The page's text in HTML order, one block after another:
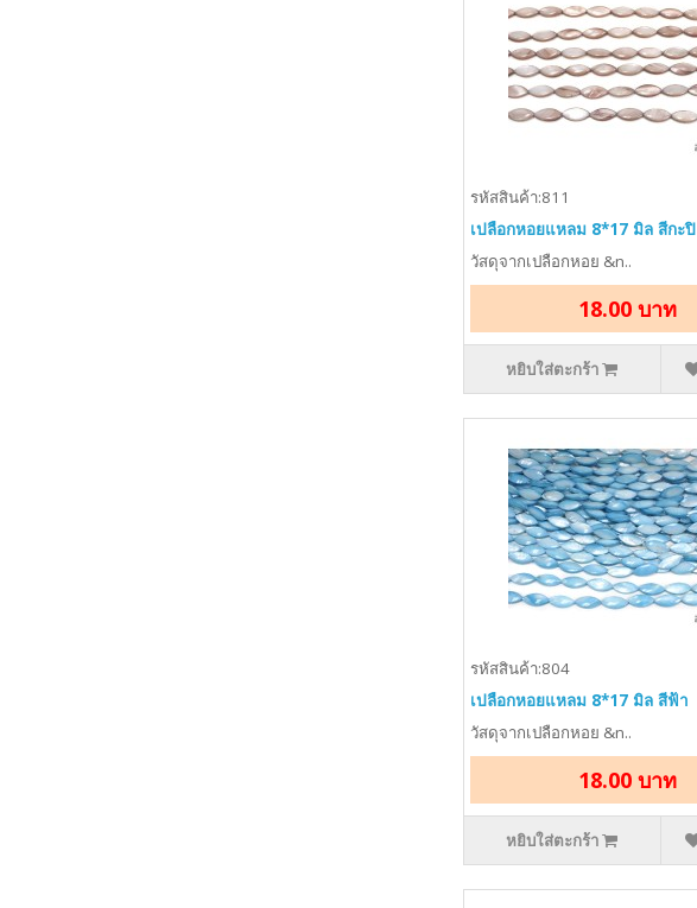
รหัสสินค้า:811
เปลือกหอยแหลม 8*17 มิล สีกะปิ
วัสดุจากเปลือกหอย &n..
18.00 บาท
หยิบใส่ตะกร้า
รหัสสินค้า:804
เปลือกหอยแหลม 8*17 มิล สีฟ้า
วัสดุจากเปลือกหอย &n..
18.00 บาท
หยิบใส่ตะกร้า